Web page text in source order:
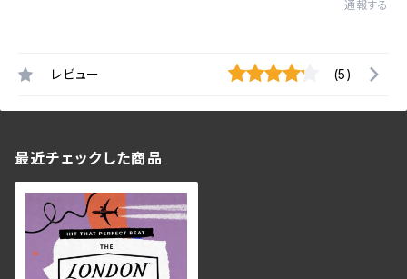
通報する
レビュー (5)
最近チェックした商品